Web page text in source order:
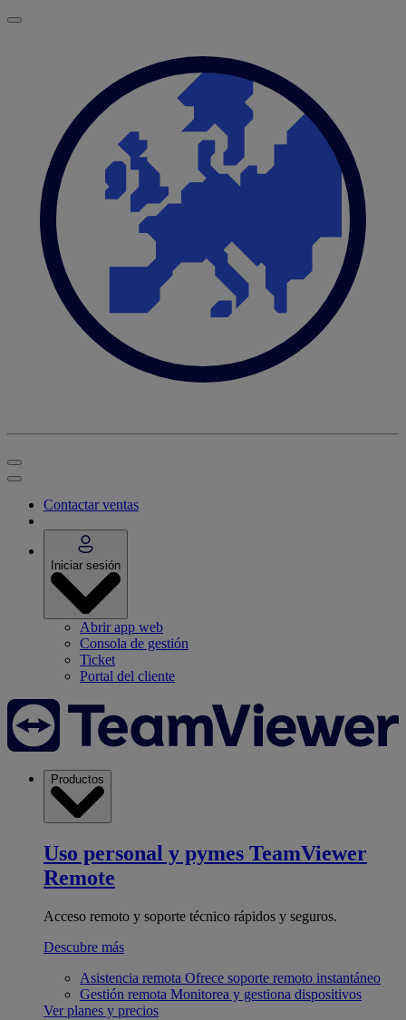
Contactar ventas
Iniciar sesión
Abrir app web
Consola de gestión
Ticket
Portal del cliente
Productos
Uso personal y pymes TeamViewer
Remote
Acceso remoto y soporte técnico rápidos y seguros.
Descubre más
Asistencia remota Ofrece soporte remoto instantáneo
Gestión remota Monitorea y gestiona dispositivos
Ver planes y precios